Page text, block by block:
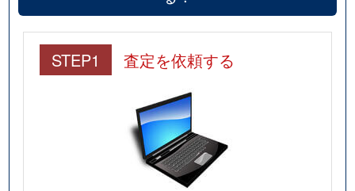
STEP1 査定を依頼する